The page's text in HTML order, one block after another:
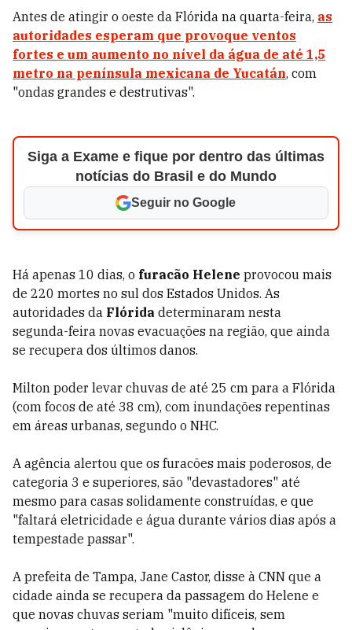
Antes de atingir o oeste da Flórida na quarta-feira, as
autoridades esperam que provoque ventos
fortes e um aumento no nível da água de até 1,5
metro na península mexicana de Yucatán, com
"ondas grandes e destrutivas".
Siga a Exame e fique por dentro das últimas
notícias do Brasil e do Mundo
Seguir no Google
Há apenas 10 dias, o furacão Helene provocou mais
de 220 mortes no sul dos Estados Unidos. As
autoridades da Flórida determinaram nesta
segunda-feira novas evacuações na região, que ainda
se recupera dos últimos danos.
Milton poder levar chuvas de até 25 cm para a Flórida
(com focos de até 38 cm), com inundações repentinas
em áreas urbanas, segundo o NHC.
A agência alertou que os furacões mais poderosos, de
categoria 3 e superiores, são "devastadores" até
mesmo para casas solidamente construídas, e que
"faltará eletricidade e água durante vários dias após a
tempestade passar".
A prefeita de Tampa, Jane Castor, disse à CNN que a
cidade ainda se recupera da passagem do Helene e
que novas chuvas seriam "muito difíceis, sem